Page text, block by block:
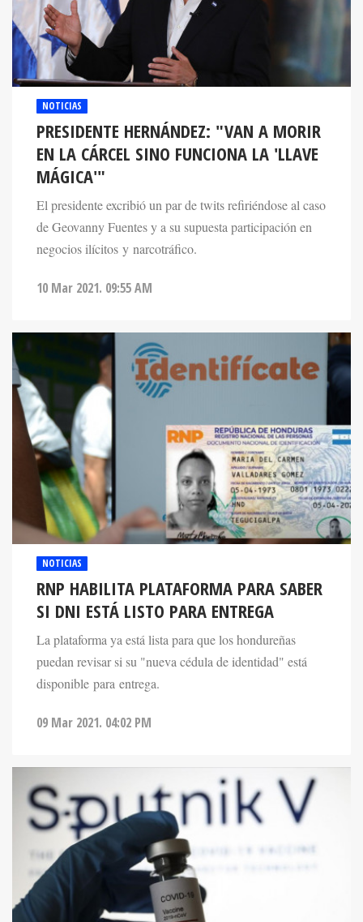
NOTICIAS
PRESIDENTE HERNÁNDEZ: "VAN A MORIR
EN LA CÁRCEL SINO FUNCIONA LA 'LLAVE
MÁGICA'"
El presidente excribió un par de twits refiriéndose al caso
de Geovanny Fuentes y a su supuesta participación en
negocios ilícitos y narcotráfico.
10 Mar 2021. 09:55 AM
NOTICIAS
RNP HABILITA PLATAFORMA PARA SABER
SI DNI ESTÁ LISTO PARA ENTREGA
La plataforma ya está lista para que los hondureñas
puedan revisar si su "nueva cédula de identidad" está
disponible para entrega.
09 Mar 2021. 04:02 PM